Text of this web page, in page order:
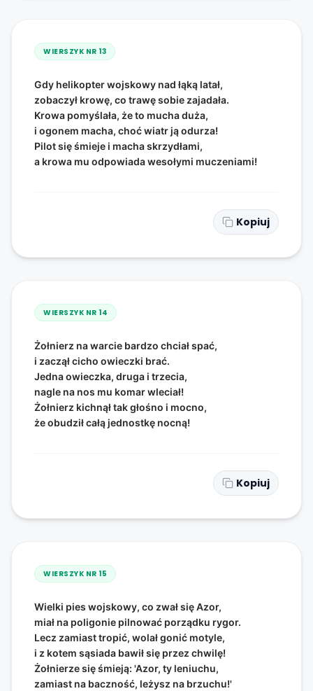
WIERSZYK NR 13
Gdy helikopter wojskowy nad łąką latał,
zobaczył krowę, co trawę sobie zajadała.
Krowa pomyślała, że to mucha duża,
i ogonem macha, choć wiatr ją odurza!
Pilot się śmieje i macha skrzydłami,
a krowa mu odpowiada wesołymi muczeniami!
Kopiuj
WIERSZYK NR 14
Żołnierz na warcie bardzo chciał spać,
i zaczął cicho owieczki brać.
Jedna owieczka, druga i trzecia,
nagle na nos mu komar wleciał!
Żołnierz kichnął tak głośno i mocno,
że obudził całą jednostkę nocną!
Kopiuj
WIERSZYK NR 15
Wielki pies wojskowy, co zwał się Azor,
miał na poligonie pilnować porządku rygor.
Lecz zamiast tropić, wolał gonić motyle,
i z kotem sąsiada bawił się przez chwilę!
Żołnierze się śmieją: 'Azor, ty leniuchu,
zamiast na baczność, leżysz na brzuchu!'